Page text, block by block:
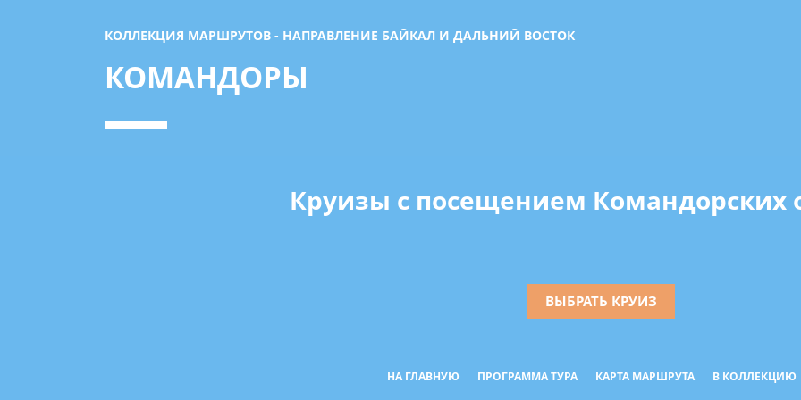
КОЛЛЕКЦИЯ МАРШРУТОВ - НАПРАВЛЕНИЕ БАЙКАЛ И ДАЛЬНИЙ ВОСТОК
КОМАНДОРЫ
Круизы с посещением Командорских
ВЫБРАТЬ КРУИЗ
НА ГЛАВНУЮ ПРОГРАММА ТУРА КАРТА МАРШРУТА В КОЛЛЕКЦИЮ